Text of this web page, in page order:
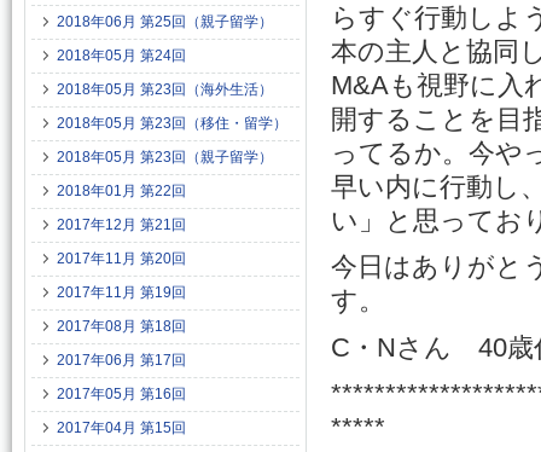
らすぐ行動しよ
本の主人と協同
M&Aも視野に入
開することを目
ってるか。今や
早い内に行動し
い」と思ってお
今日はありがと
す。
C・Nさん 40歳
*****
2018年06月 第25回（親子留学）
2018年05月 第24回
2018年05月 第23回（海外生活）
2018年05月 第23回（移住・留学）
2018年05月 第23回（親子留学）
2018年01月 第22回
2017年12月 第21回
2017年11月 第20回
2017年11月 第19回
2017年08月 第18回
2017年06月 第17回
2017年05月 第16回
2017年04月 第15回